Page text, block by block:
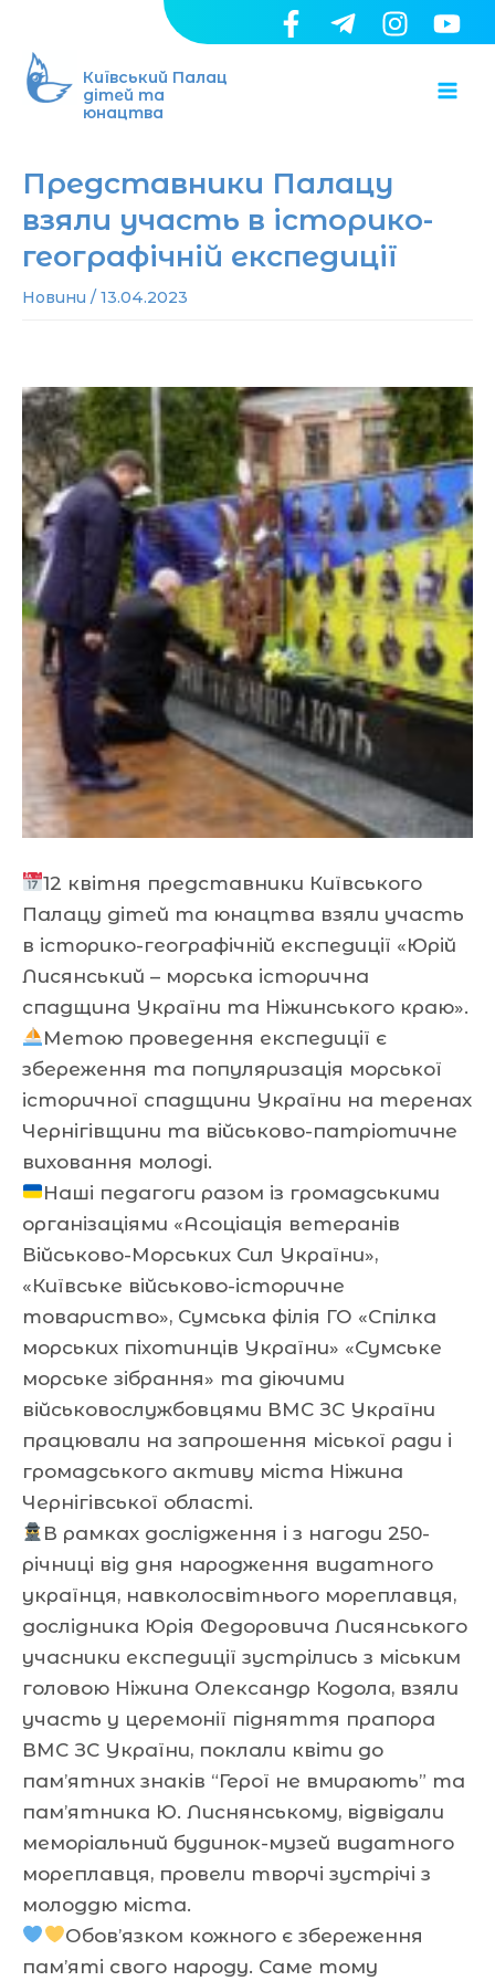
вмісту
Київський Палац
дітей та
юнацтва
Представники Палацу
взяли участь в історико-
географічній експедиції
Новини / 13.04.2023
12 квітня представники Київського
Палацу дітей та юнацтва взяли участь
в історико-географічній експедиції «Юрій
Лисянський – морська історична
спадщина України та Ніжинського краю».
Метою проведення експедиції є
збереження та популяризація морської
історичної спадщини України на теренах
Чернігівщини та військово-патріотичне
виховання молоді.
Наші педагоги разом із громадськими
організаціями «Асоціація ветеранів
Військово-Морських Сил України»,
«Київське військово-історичне
товариство», Сумська філія ГО «Спілка
морських піхотинців України» «Сумське
морське зібрання» та діючими
військовослужбовцями ВМС ЗС України
працювали на запрошення міської ради і
громадського активу міста Ніжина
Чернігівської області.
В рамках дослідження і з нагоди 250-
річниці від дня народження видатного
українця, навколосвітнього мореплавця,
дослідника Юрія Федоровича Лисянського
учасники експедиції зустрілись з міським
головою Ніжина Олександр Кодола, взяли
участь у церемонії підняття прапора
ВМС ЗС України, поклали квіти до
пам’ятних знаків “Герої не вмирають” та
пам’ятника Ю. Лиснянському, відвідали
меморіальний будинок-музей видатного
мореплавця, провели творчі зустрічі з
молоддю міста.
Обов’язком кожного є збереження
пам’яті свого народу. Саме тому